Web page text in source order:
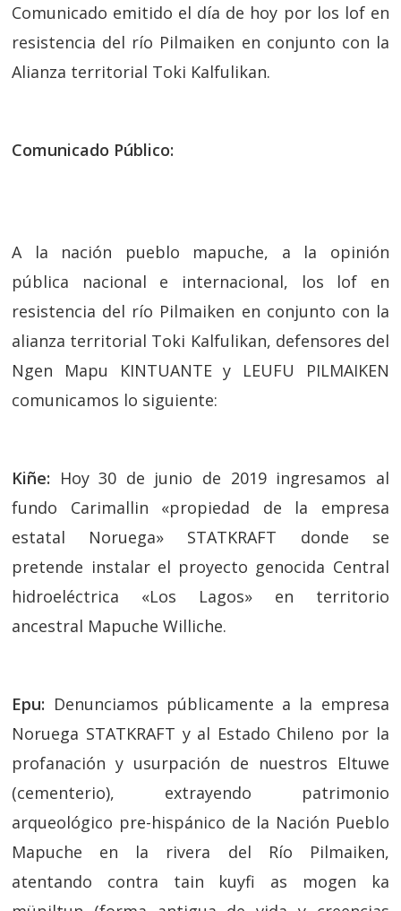
Comunicado emitido el día de hoy por los lof en
resistencia del río Pilmaiken en conjunto con la
Alianza territorial Toki Kalfulikan.
Comunicado Público:
A la nación pueblo mapuche, a la opinión
pública nacional e internacional, los lof en
resistencia del río Pilmaiken en conjunto con la
alianza territorial Toki Kalfulikan, defensores del
Ngen Mapu KINTUANTE y LEUFU PILMAIKEN
comunicamos lo siguiente:
Kiñe: Hoy 30 de junio de 2019 ingresamos al
fundo Carimallin «propiedad de la empresa
estatal Noruega» STATKRAFT donde se
pretende instalar el proyecto genocida Central
hidroeléctrica «Los Lagos» en territorio
ancestral Mapuche Williche.
Epu: Denunciamos públicamente a la empresa
Noruega STATKRAFT y al Estado Chileno por la
profanación y usurpación de nuestros Eltuwe
(cementerio), extrayendo patrimonio
arqueológico pre-hispánico de la Nación Pueblo
Mapuche en la rivera del Río Pilmaiken,
atentando contra tain kuyfi as mogen ka